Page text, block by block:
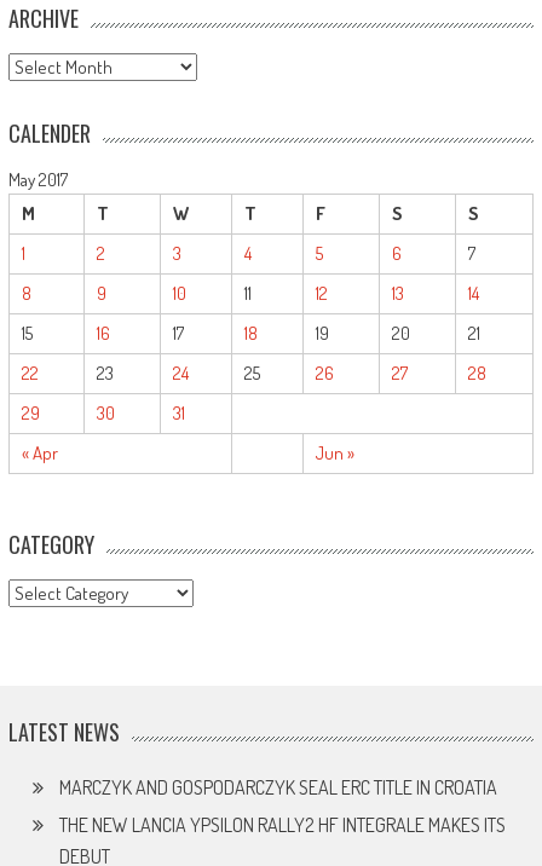
ARCHIVE
ARCHIVE
CALENDER
May 2017
M
T W T F S S
« Apr Jun »
1 2 3 4 5 6
7
8
9 10 11 12 13
14
15
16 17 18 19 20
21
22
23 24 25 26 27
28
29
30 31
CATEGORY
CATEGORY
LATEST NEWS
MARCZYK AND GOSPODARCZYK SEAL ERC TITLE IN CROATIA
THE NEW LANCIA YPSILON RALLY2 HF INTEGRALE MAKES ITS
DEBUT